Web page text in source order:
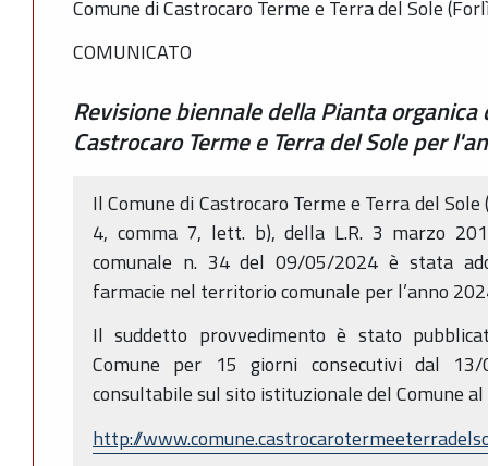
Comune di Castrocaro Terme e Terra del Sole
COMUNICATO
Revisione biennale della Pianta
Castrocaro Terme e Terra del Sole per
Il Comune di Castrocaro Terme e Terra del
4, comma 7, lett. b), della L.R. 3 marzo
comunale n. 34 del 09/05/2024 è stata
farmacie nel territorio comunale per l’anno
Il suddetto provvedimento è stato
Comune per 15 giorni consecutivi dal
consultabile sul sito istituzionale del Comune
http://